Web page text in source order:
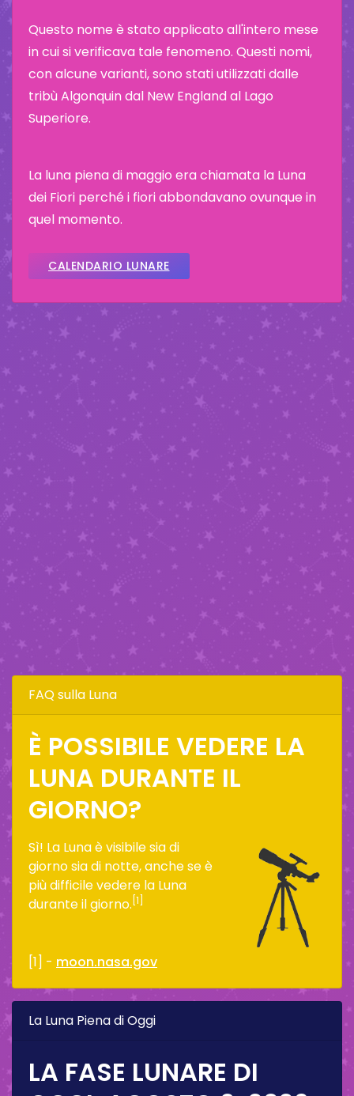
Questo nome è stato applicato all'intero mese
in cui si verificava tale fenomeno. Questi nomi,
con alcune varianti, sono stati utilizzati dalle
tribù Algonquin dal New England al Lago
Superiore.
La luna piena di maggio era chiamata la Luna
dei Fiori perché i fiori abbondavano ovunque in
quel momento.
CALENDARIO LUNARE
FAQ sulla Luna
È POSSIBILE VEDERE LA
LUNA DURANTE IL
GIORNO?
Sì! La Luna è visibile sia di
giorno sia di notte, anche se è
più difficile vedere la Luna
durante il giorno. [1]
[1] - moon.nasa.gov
La Luna Piena di Oggi
LA FASE LUNARE DI